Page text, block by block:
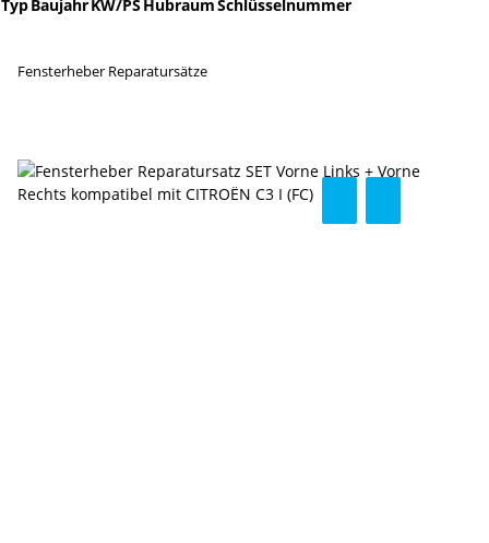
TypBaujahrKW/PS HubraumSchlüsselnummer
Fensterheber Reparatursätze